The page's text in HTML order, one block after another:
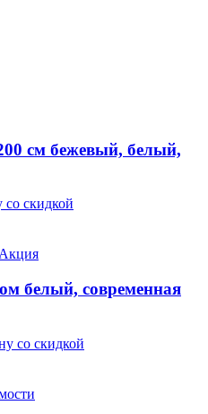
см бежевый, белый,
со скидкой
белый, современная
со скидкой